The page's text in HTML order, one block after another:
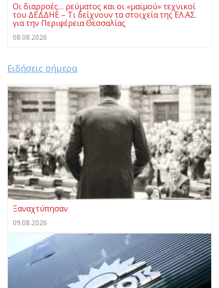
Οι διαρροές… ρεύματος και οι «μαϊμού» τεχνικοί
του ΔΕΔΔΗΕ – Τι δείχνουν τα στοιχεία της ΕΛ.ΑΣ.
για την Περιφέρεια Θεσσαλίας
08.08.2026
Ειδήσεις σήμερα
Ξαναχτύπησαν
09.08.2026